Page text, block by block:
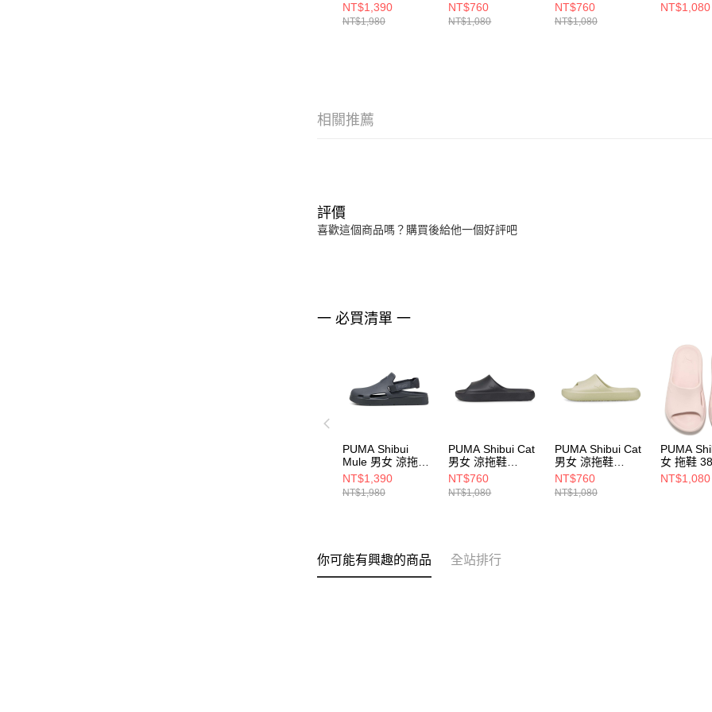
39488310
NT$1,390
NT$1,980
38529602
NT$760
NT$1,080
38529603
NT$760
NT$1,080
NT$1,080
相關推薦
評價
喜歡這個商品嗎？購買後給他一個好評吧
一 必買清單 一
PUMA Shibui
Mule 男女 涼拖鞋
39488310
NT$1,390
NT$1,980
PUMA Shibui Cat
男女 涼拖鞋
38529602
NT$760
NT$1,080
PUMA Shibui Cat
男女 涼拖鞋
38529603
NT$760
NT$1,080
PUMA
女 拖鞋
NT$1,080
你可能有興趣的商品 全站排行